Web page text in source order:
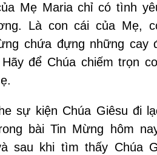
Mẹ Maria chỉ có tình
Là con cái của Mẹ,
chứa đựng những cay
để Chúa chiếm trọn
sự kiện Chúa Giêsu đi
bài Tin Mừng hôm
sau khi tìm thấy Chúa